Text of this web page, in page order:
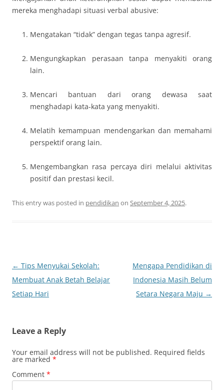
mereka menghadapi situasi verbal abusive:
Mengatakan “tidak” dengan tegas tanpa agresif.
Mengungkapkan perasaan tanpa menyakiti orang
lain.
Mencari bantuan dari orang dewasa saat
menghadapi kata-kata yang menyakiti.
Melatih kemampuan mendengarkan dan memahami
perspektif orang lain.
Mengembangkan rasa percaya diri melalui aktivitas
positif dan prestasi kecil.
This entry was posted in pendidikan on September 4, 2025.
Post
navigation
← Tips Menyukai Sekolah:
Membuat Anak Betah Belajar
Setiap Hari
Mengapa Pendidikan di
Indonesia Masih Belum
Setara Negara Maju →
Leave a Reply
Your email address will not be published. Required fields
are marked *
Comment *